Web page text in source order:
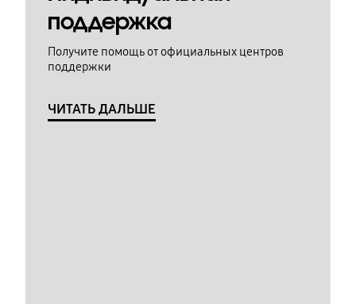
поддержка
Получите помощь от официальных центров
поддержки
ЧИТАТЬ ДАЛЬШЕ